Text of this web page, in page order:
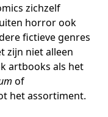
zichzelf
horror ook
fictieve genres
zijn niet alleen
artbooks als het
of
het assortiment.